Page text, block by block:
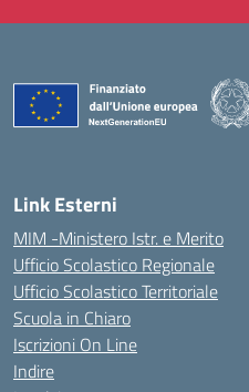
Link Esterni
MIM -Ministero Istr. e Merito
Ufficio Scolastico Regionale
Ufficio Scolastico Territoriale
Scuola in Chiaro
Iscrizioni On Line
Indire